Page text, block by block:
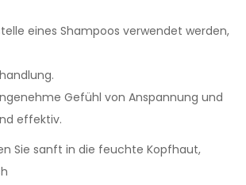
eines Shampoos verwendet werden,
Gefühl von Anspannung und
effektiv.
Sie sanft in die feuchte Kopfhaut,